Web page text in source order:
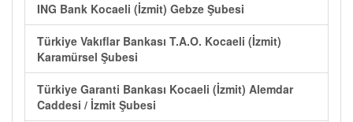
ING Bank Kocaeli (İzmit) Gebze Şubesi
Türkiye Vakıflar Bankası T.A.O. Kocaeli (İzmit)
Karamürsel Şubesi
Türkiye Garanti Bankası Kocaeli (İzmit) Alemdar
Caddesi / İzmit Şubesi